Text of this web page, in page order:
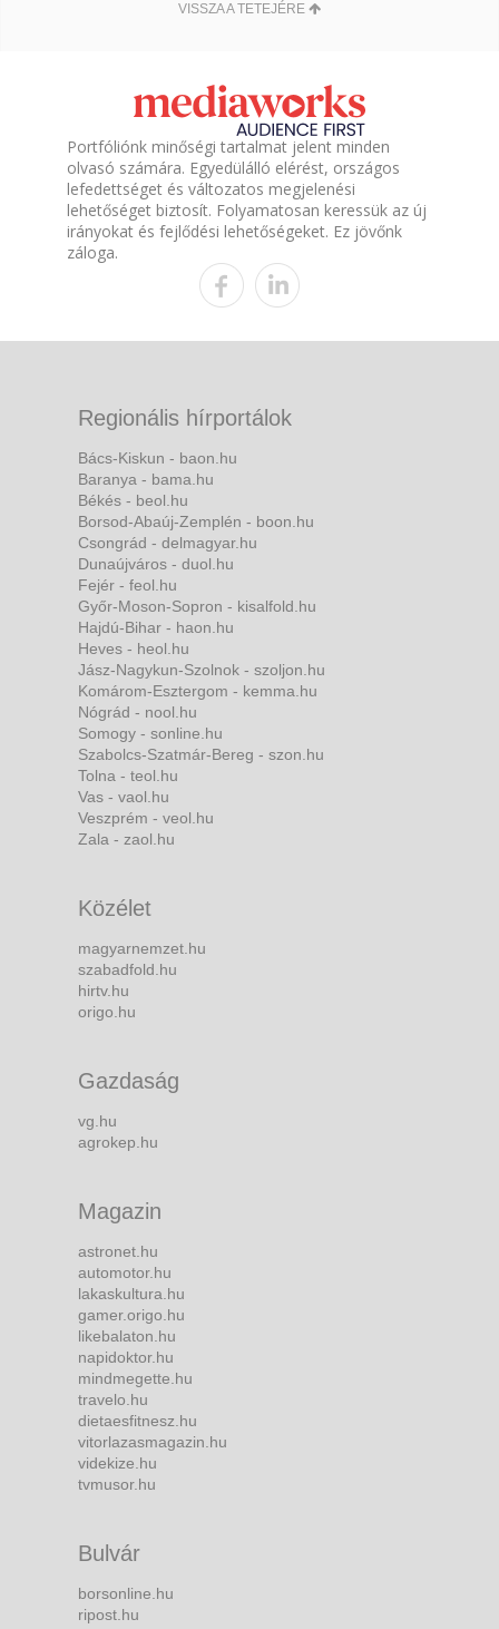
VISSZA A TETEJÉRE
Portfóliónk minőségi tartalmat jelent minden
olvasó számára. Egyedülálló elérést, országos
lefedettséget és változatos megjelenési
lehetőséget biztosít. Folyamatosan keressük az új
irányokat és fejlődési lehetőségeket. Ez jövőnk
záloga.
Regionális hírportálok
Bács-Kiskun - baon.hu
Baranya - bama.hu
Békés - beol.hu
Borsod-Abaúj-Zemplén - boon.hu
Csongrád - delmagyar.hu
Dunaújváros - duol.hu
Fejér - feol.hu
Győr-Moson-Sopron - kisalfold.hu
Hajdú-Bihar - haon.hu
Heves - heol.hu
Jász-Nagykun-Szolnok - szoljon.hu
Komárom-Esztergom - kemma.hu
Nógrád - nool.hu
Somogy - sonline.hu
Szabolcs-Szatmár-Bereg - szon.hu
Tolna - teol.hu
Vas - vaol.hu
Veszprém - veol.hu
Zala - zaol.hu
Közélet
magyarnemzet.hu
szabadfold.hu
hirtv.hu
origo.hu
Gazdaság
vg.hu
agrokep.hu
Magazin
astronet.hu
automotor.hu
lakaskultura.hu
gamer.origo.hu
likebalaton.hu
napidoktor.hu
mindmegette.hu
travelo.hu
dietaesfitnesz.hu
vitorlazasmagazin.hu
videkize.hu
tvmusor.hu
Bulvár
borsonline.hu
ripost.hu